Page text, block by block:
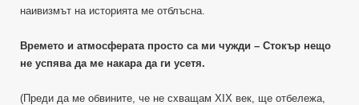
наивизмът на историята ме отблъсна.
Времето и атмосферата просто са ми чужди – Стокър нещо
не успява да ме накара да ги усетя.
(Преди да ме обвините, че не схващам XIX век, ще отбележа,